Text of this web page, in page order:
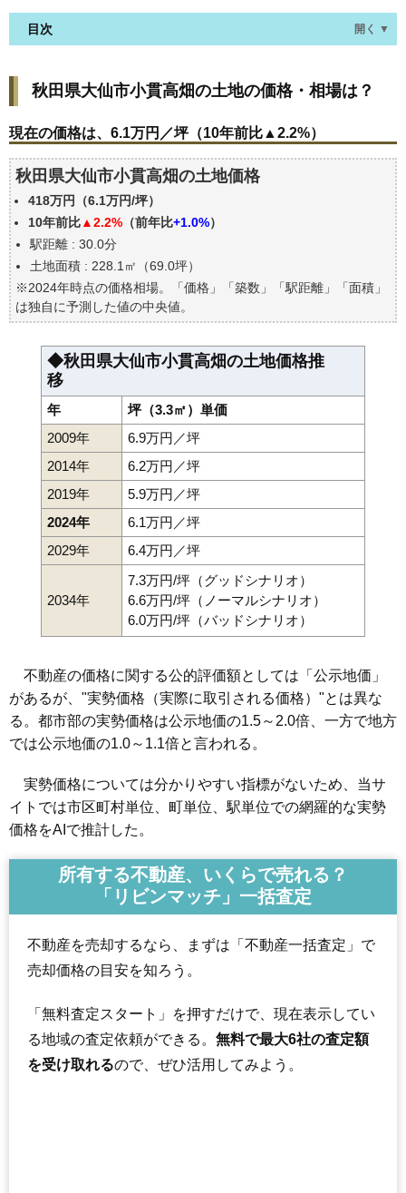
目次 開く ▼
現在の価格は、6.1万円／坪（10年前比▲2.2%）
価格を詳細に分析しよう
秋田県大仙市小貫高畑の土地の過去の売買事例
公示地価はいくら
エリアの将来性を人口予想から検討しよう
自分の年収でいくらの不動産が買える？
秋田県大仙市小貫高畑の土地の価格・相場は？
現在の価格は、6.1万円／坪（10年前比▲2.2%）
秋田県大仙市小貫高畑の土地価格
418万円（6.1万円/坪）
10年前比▲2.2% （前年比+1.0%）
駅距離 : 30.0分
土地面積 : 228.1㎡（69.0坪）
※2024年時点の価格相場。「価格」「築数」「駅距離」「面積」
は独自に予測した値の中央値。
◆秋田県大仙市小貫高畑の土地価格推
移
年
坪（3.3㎡）単価
2009年
6.9万円／坪
2014年
6.2万円／坪
2019年
5.9万円／坪
2024年
6.1万円／坪
2029年
6.4万円／坪
2034年
7.3万円/坪（グッドシナリオ）
6.6万円/坪（ノーマルシナリオ）
6.0万円/坪（バッドシナリオ）
不動産の価格に関する公的評価額としては「公示地価」
があるが、"実勢価格（実際に取引される価格）"とは異な
る。都市部の実勢価格は公示地価の1.5～2.0倍、一方で地方
では公示地価の1.0～1.1倍と言われる。
実勢価格については分かりやすい指標がないため、当サ
イトでは市区町村単位、町単位、駅単位での網羅的な実勢
価格をAIで推計した。
所有する不動産、いくらで売れる？
「リビンマッチ」一括査定
不動産を売却するなら、まずは「不動産一括査定」で
売却価格の目安を知ろう。
「無料査定スタート」を押すだけで、現在表示してい
る地域の査定依頼ができる。 無料で最大6社の査定額
を受け取れるので、ぜひ活用してみよう。